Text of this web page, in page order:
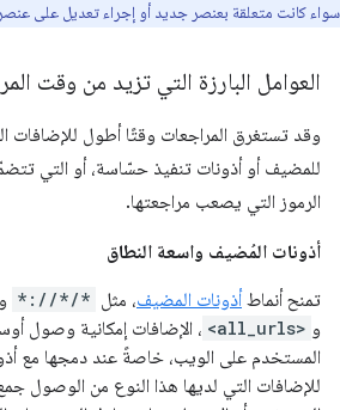
سواء كانت متعلقة بعنصر جديد أو إجراء تعديل على
العوامل البارزة التي تزيد من وقت
وقد تستغرق المراجعات وقتًا أطول للإضافات
للمضيف أو أذونات تنفيذ حسّاسة، أو التي
الرموز التي يصعب مراجعتها.
أذونات المُضيف واسعة النطاق
تمنح أنماط أذونات المضيف، مثل *://*/* و
و <all_urls> ، الإضافات إمكانية وصول
المستخدم على الويب، خاصةً عند دمجها مع
للإضافات التي لديها هذا النوع من